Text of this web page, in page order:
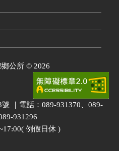
鄉公所 © 2026
｜電話：089-931370、089-
931296
例假日休 )